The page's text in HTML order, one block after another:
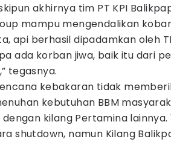
akhirnya tim PT KPI
mampu mengendalikan
api berhasil dipadamkan oleh
ada korban jiwa, baik itu dari
tegasnya.
kebakaran tidak
kebutuhan BBM
kilang Pertamina lainnya.
shutdown, namun Kilang